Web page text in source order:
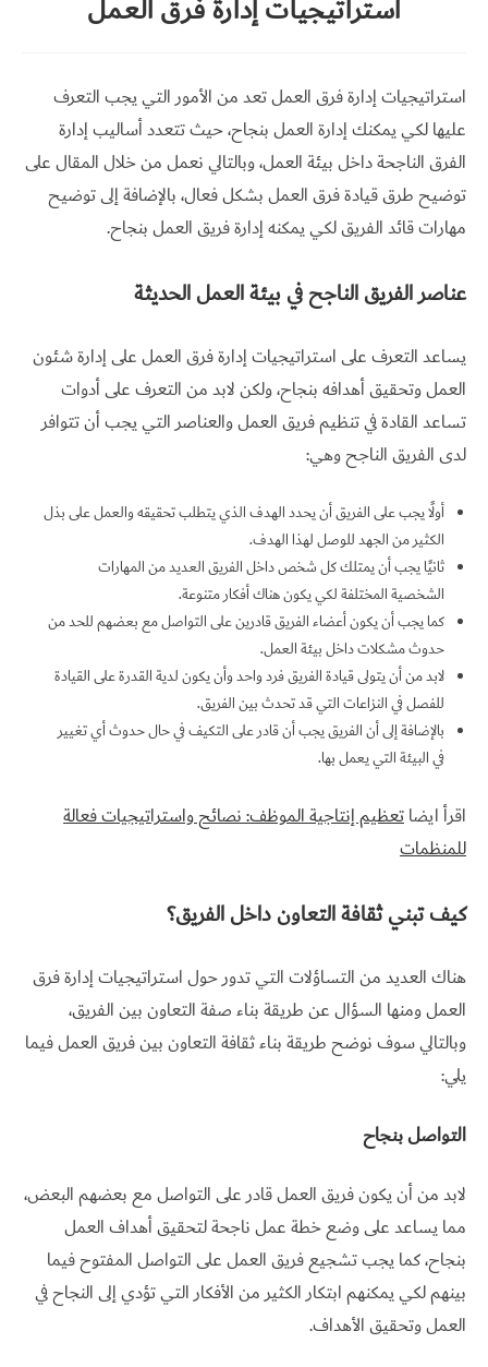
English
استراتيجيات إدارة فرق العمل
استراتيجيات إدارة فرق العمل تعد من الأمور التي يجب التعرف
عليها لكي يمكنك إدارة العمل بنجاح، حيث تتعدد أساليب إدارة
الفرق الناجحة داخل بيئة العمل، وبالتالي نعمل من خلال المقال على
توضيح طرق قيادة فرق العمل بشكل فعال، بالإضافة إلى توضيح
مهارات قائد الفريق لكي يمكنه إدارة فريق العمل بنجاح.
عناصر الفريق الناجح في بيئة العمل الحديثة
يساعد التعرف على استراتيجيات إدارة فرق العمل على إدارة شئون
العمل وتحقيق أهدافه بنجاح، ولكن لابد من التعرف على أدوات
تساعد القادة في تنظيم فريق العمل والعناصر التي يجب أن تتوافر
لدى الفريق الناجح وهي:
أولًا يجب على الفريق أن يحدد الهدف الذي يتطلب تحقيقه والعمل على بذل
الكثير من الجهد للوصل لهذا الهدف.
ثانيًا يجب أن يمتلك كل شخص داخل الفريق العديد من المهارات
الشخصية المختلفة لكي يكون هناك أفكار متنوعة.
كما يجب أن يكون أعضاء الفريق قادرين على التواصل مع بعضهم للحد من
حدوث مشكلات داخل بيئة العمل.
لابد من أن يتولى قيادة الفريق فرد واحد وأن يكون لدية القدرة على القيادة
للفصل في النزاعات التي قد تحدث بين الفريق.
بالإضافة إلى أن الفريق يجب أن قادر على التكيف في حال حدوث أي تغيير
في البيئة التي يعمل بها.
اقرأ ايضاتعظيم إنتاجية الموظف: نصائح واستراتيجيات فعالة
للمنظمات
كيف تبني ثقافة التعاون داخل الفريق؟
هناك العديد من التساؤلات التي تدور حول استراتيجيات إدارة فرق
العمل ومنها السؤال عن طريقة بناء صفة التعاون بين الفريق،
وبالتالي سوف نوضح طريقة بناء ثقافة التعاون بين فريق العمل فيما
يلي:
التواصل بنجاح
لابد من أن يكون فريق العمل قادر على التواصل مع بعضهم البعض،
مما يساعد على وضع خطة عمل ناجحة لتحقيق أهداف العمل
بنجاح، كما يجب تشجيع فريق العمل على التواصل المفتوح فيما
بينهم لكي يمكنهم ابتكار الكثير من الأفكار التي تؤدي إلى النجاح في
العمل وتحقيق الأهداف.